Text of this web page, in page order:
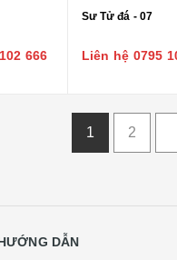
666
Sư Tử đá - 07
Liên hệ 0795
1 2
DẪN